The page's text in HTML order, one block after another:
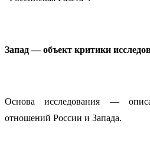
Запад — объект критики
Основа исследования —
отношений России и Запада.